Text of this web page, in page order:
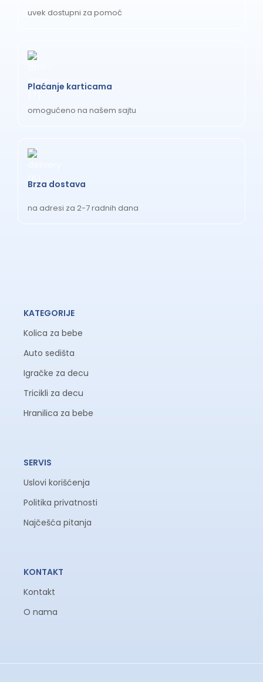
uvek dostupni za pomoć
Plaćanje karticama
omogućeno na našem sajtu
Brza dostava
na adresi za 2-7 radnih dana
KATEGORIJE
Kolica za bebe
Auto sedišta
Igračke za decu
Tricikli za decu
Hranilica za bebe
SERVIS
Uslovi korišćenja
Politika privatnosti
Najčešća pitanja
KONTAKT
Kontakt
O nama